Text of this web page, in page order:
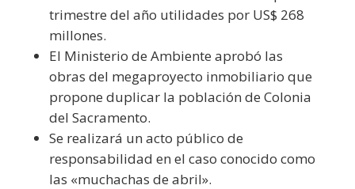
trimestre del año utilidades por US$ 268
millones.
El Ministerio de Ambiente aprobó las
obras del megaproyecto inmobiliario que
propone duplicar la población de Colonia
del Sacramento.
Se realizará un acto público de
responsabilidad en el caso conocido como
las «muchachas de abril».